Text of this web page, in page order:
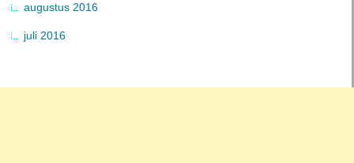
augustus 2016
juli 2016